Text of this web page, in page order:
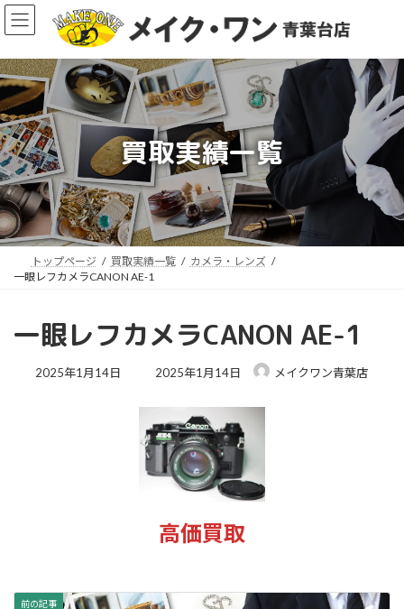
コ
ン
ン
ツ
へ
ス
キ
ッ
プ
ナ
ビ
ー
シ
ョ
ン
に
移
動
買取実績一覧
トップページ 買取実績一覧
カメラ・レンズ
一眼レフカメラCANON AE-1
一眼レフカメラCANON AE-1
2025年1月14日
最
新
日
:
2025年1月14日 メイクワン青葉店
高価買取
前の記事
ア
コ
ン
リ
ク